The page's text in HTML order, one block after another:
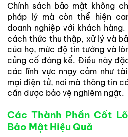
Chính sách bảo mật không
pháp lý mà còn thể hiện
doanh nghiệp với khách
cách thức thu thập, xử lý và
của họ, mức độ tin tưởng và
củng cố đáng kể. Điều này
các lĩnh vực nhạy cảm như
mại điện tử, nơi mà thông tin
cần được bảo vệ nghiêm ngặt.
Các Thành Phần Cốt
Bảo Mật Hiệu Quả